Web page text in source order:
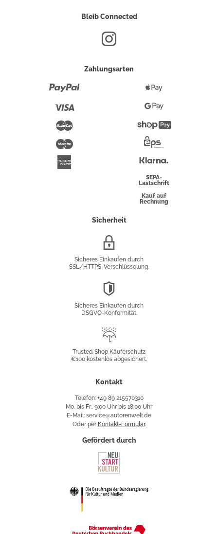
Bleib Connected
Zahlungsarten
Maestro
Pay
Google
Pay
Überweisung
SEPA-
Lastschrift
Kauf auf
Rechnung
Sicherheit
Sicheres Einkaufen durch
SSL/HTTPS-Verschlüsselung.
Sicheres Einkaufen durch
DSGVO-Konformität.
Käuferschutz
Trusted Shop Käuferschutz
€100 kostenlos abgesichert.
Kontakt
Telefon: +49 89 215570310
Mo. bis Fr., 9:00 Uhr bis 18:00 Uhr
E-Mail: service@autorenwelt.de
Oder per Kontakt-Formular.
Gefördert durch